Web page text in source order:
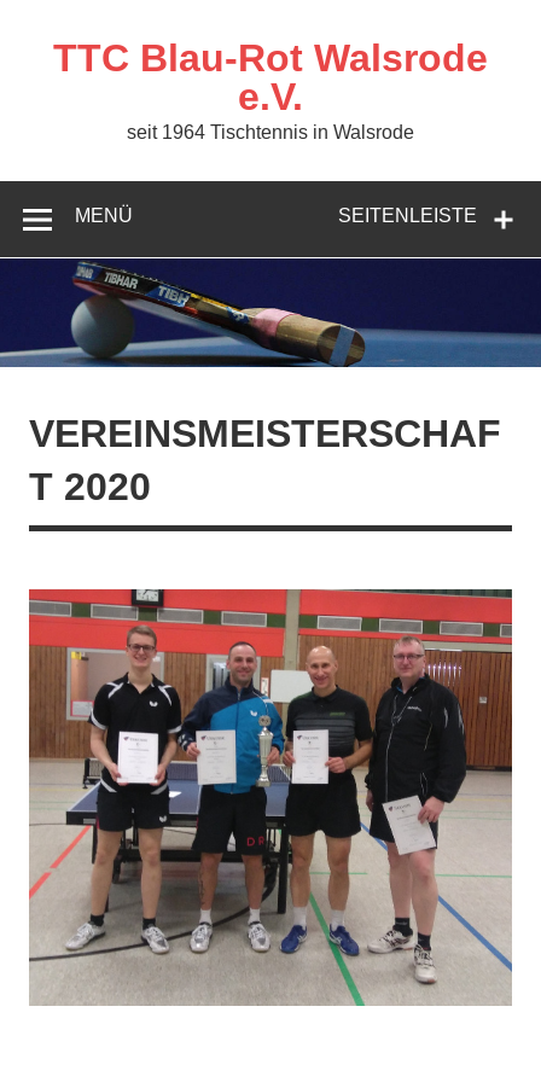
springenTTC Blau-Rot Walsrode
e.V.
seit 1964 Tischtennis in Walsrode
SEITENLEISTE
MENÜ
VEREINSMEISTERSCHAF
T 2020